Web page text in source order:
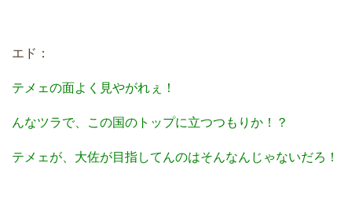
エド：
テメェの面よく見やがれぇ！
んなツラで、この国のトップに立つつもりか！？
テメェが、大佐が目指してんのはそんなんじゃないだろ！